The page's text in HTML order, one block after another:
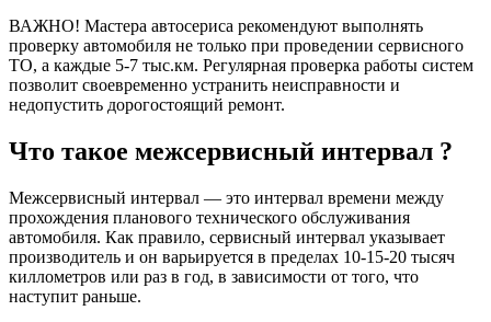
ВАЖНО! Мастера автосериса рекомендуют выполнять
проверку автомобиля не только при проведении сервисного
ТО, а каждые 5-7 тыс.км. Регулярная проверка работы систем
позволит своевременно устранить неисправности и
недопустить дорогостоящий ремонт.
Что такое межсервисный интервал ?
Межсервисный интервал — это интервал времени между
прохождения планового технического обслуживания
автомобиля. Как правило, сервисный интервал указывает
производитель и он варьируется в пределах 10-15-20 тысяч
киллометров или раз в год, в зависимости от того, что
наступит раньше.